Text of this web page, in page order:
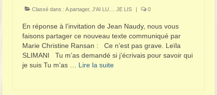
Classé dans : A partager, J'AI LU.... JE LIS | 0
En réponse à l’invitation de Jean Naudy, nous vous
faisons partager ce nouveau texte communiqué par
Marie Christine Ransan : Ce n’est pas grave. Leïla
SLIMANI Tu m’as demandé si j’écrivais pour savoir qui
je suis Tu m’as … Lire la suite­­